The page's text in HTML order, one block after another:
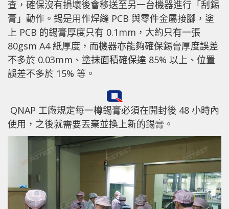
查，確保沒有損壞後會移送至另一台機器進行「刮錫
膏」動作。錫是用作焊縫 PCB 與零件金屬接腳，塗
上 PCB 的錫膏厚度只有 0.1mm，大約只有一張
80gsm A4 紙厚度，而機器亦能夠確保錫膏厚度誤差
不多於 0.03mm、塗抹面積確保達 85% 以上、位置
誤差不多於 15% 等。
QNAP 工廠規定每一樽錫膏必須在開封後 48 小時內
使用，之後就需要丟棄並換上新的錫膏。